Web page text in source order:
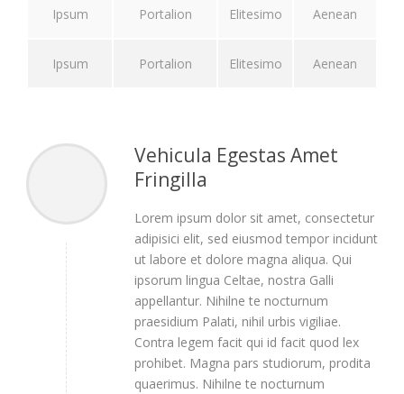
Ipsum Portalion Elitesimo Aenean
Ipsum Portalion Elitesimo Aenean
Vehicula Egestas Amet
Fringilla
Lorem ipsum dolor sit amet, consectetur
adipisici elit, sed eiusmod tempor incidunt
ut labore et dolore magna aliqua. Qui
ipsorum lingua Celtae, nostra Galli
appellantur. Nihilne te nocturnum
praesidium Palati, nihil urbis vigiliae.
Contra legem facit qui id facit quod lex
prohibet. Magna pars studiorum, prodita
quaerimus. Nihilne te nocturnum